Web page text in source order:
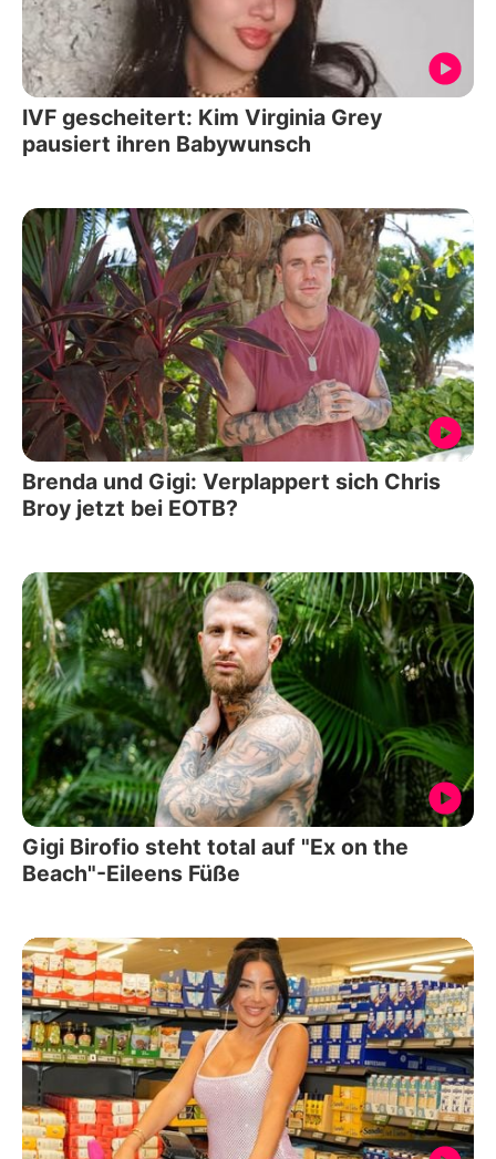
IVF gescheitert: Kim Virginia Grey
pausiert ihren Babywunsch
Brenda und Gigi: Verplappert sich Chris
Broy jetzt bei EOTB?
Gigi Birofio steht total auf "Ex on the
Beach"-Eileens Füße